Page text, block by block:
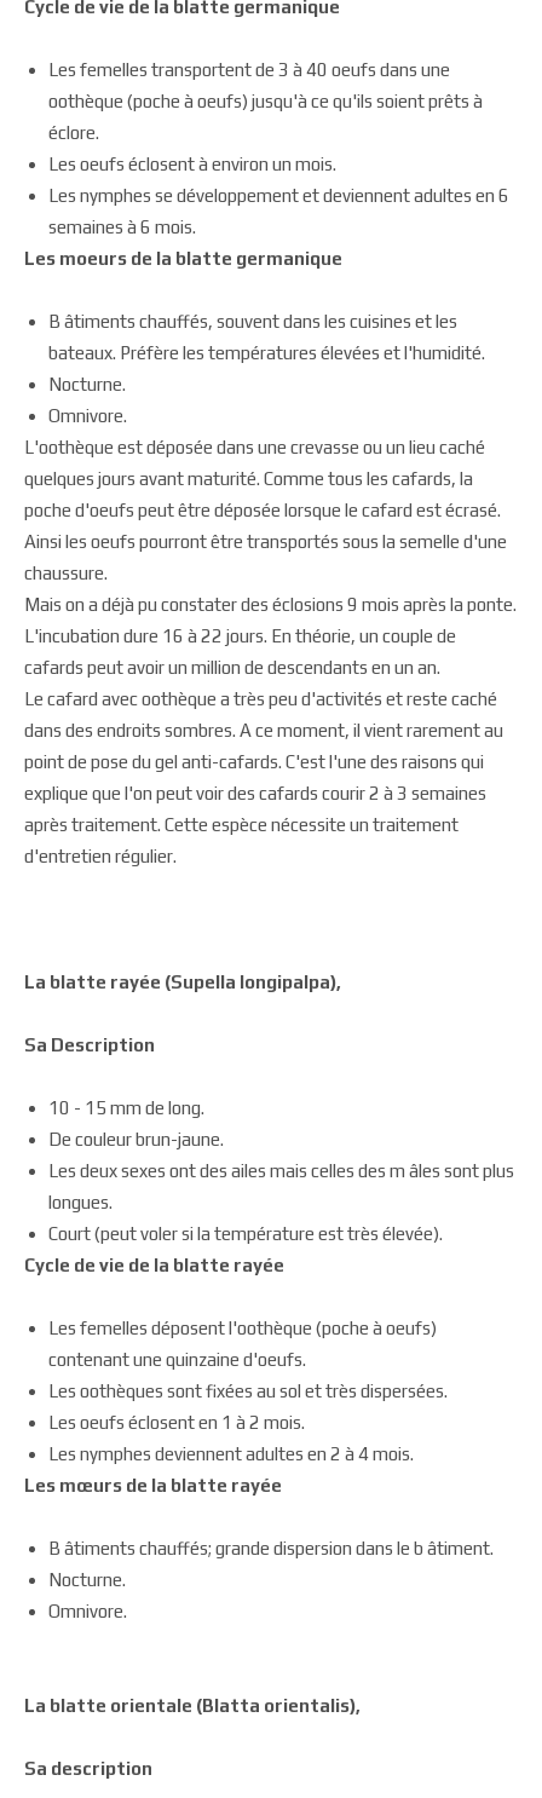
Cycle de vie de la blatte germanique
Les femelles transportent de 3 à 40 oeufs dans une
oothèque (poche à oeufs) jusqu'à ce qu'ils soient prêts à
éclore.
Les oeufs éclosent à environ un mois.
Les nymphes se développement et deviennent adultes en 6
semaines à 6 mois.
Les moeurs de la blatte germanique
B âtiments chauffés, souvent dans les cuisines et les
bateaux. Préfère les températures élevées et l'humidité.
Nocturne.
Omnivore.
L'oothèque est déposée dans une crevasse ou un lieu caché
quelques jours avant maturité. Comme tous les cafards, la
poche d'oeufs peut être déposée lorsque le cafard est écrasé.
Ainsi les oeufs pourront être transportés sous la semelle d'une
chaussure.
Mais on a déjà pu constater des éclosions 9 mois après la ponte.
L'incubation dure 16 à 22 jours. En théorie, un couple de
cafards peut avoir un million de descendants en un an.
Le cafard avec oothèque a très peu d'activités et reste caché
dans des endroits sombres. A ce moment, il vient rarement au
point de pose du gel anti-cafards. C'est l'une des raisons qui
explique que l'on peut voir des cafards courir 2 à 3 semaines
après traitement. Cette espèce nécessite un traitement
d'entretien régulier.
La blatte rayée (Supella longipalpa),
Sa Description
10 - 15 mm de long.
De couleur brun-jaune.
Les deux sexes ont des ailes mais celles des m âles sont plus
longues.
Court (peut voler si la température est très élevée).
Cycle de vie de la blatte rayée
Les femelles déposent l'oothèque (poche à oeufs)
contenant une quinzaine d'oeufs.
Les oothèques sont fixées au sol et très dispersées.
Les oeufs éclosent en 1 à 2 mois.
Les nymphes deviennent adultes en 2 à 4 mois.
Les mœurs de la blatte rayée
B âtiments chauffés; grande dispersion dans le b âtiment.
Nocturne.
Omnivore.
La blatte orientale (Blatta orientalis),
Sa description